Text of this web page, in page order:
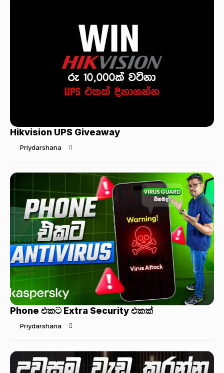
Hikvision UPS Giveaway
Priydarshana
Phone එකට Extra Security එකක්
Priydarshana